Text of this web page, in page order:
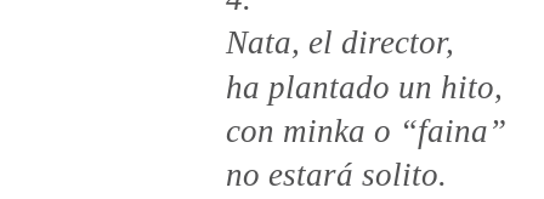
Nata, el director,
ha plantado un hito,
con minka o “faina”
no estará solito.